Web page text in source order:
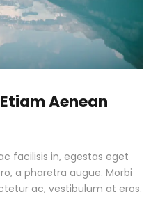
Aenean
facilisis in, egestas eget
a pharetra augue. Morbi
ac, vestibulum at eros.